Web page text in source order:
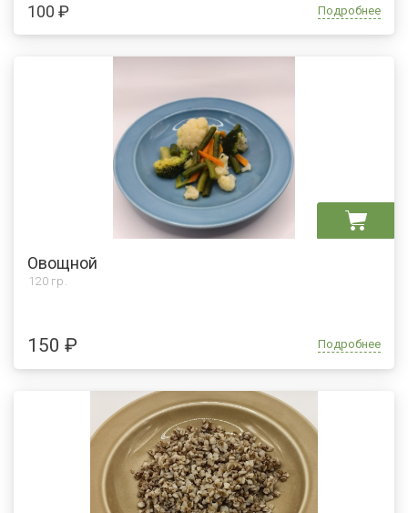
100 ₽ Подробнее
Овощной
120 гр.
150 ₽ Подробнее